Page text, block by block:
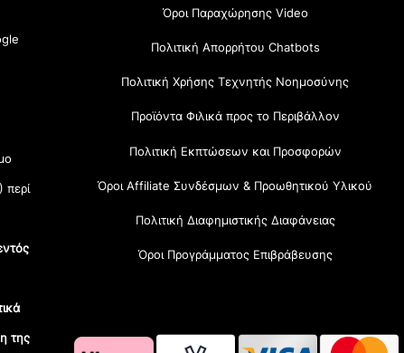
περί
της
Όροι Παραχώρησης Video
Πολιτική Απορρήτου Chatbots
Πολιτική Χρήσης Τεχνητής Νοημοσύνης
Προϊόντα Φιλικά προς το Περιβάλλον
Πολιτική Εκπτώσεων και Προσφορών
Όροι Affiliate Συνδέσμων & Προωθητικού Υλικού
Πολιτική Διαφημιστικής Διαφάνειας
Όροι Προγράμματος Επιβράβευσης